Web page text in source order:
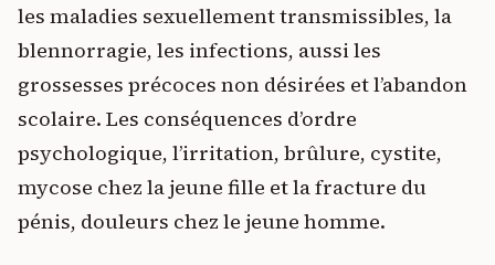
les maladies sexuellement transmissibles, la
blennorragie, les infections, aussi les
grossesses précoces non désirées et l’abandon
scolaire. Les conséquences d’ordre
psychologique, l’irritation, brûlure, cystite,
mycose chez la jeune fille et la fracture du
pénis, douleurs chez le jeune homme.